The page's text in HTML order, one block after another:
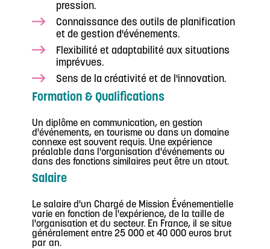
pression.
Connaissance des outils de planification
et de gestion d'événements.
Flexibilité et adaptabilité aux situations
imprévues.
Sens de la créativité et de l'innovation.
Formation & Qualifications
Un diplôme en communication, en gestion
d'événements, en tourisme ou dans un domaine
connexe est souvent requis. Une expérience
préalable dans l'organisation d'événements ou
dans des fonctions similaires peut être un atout.
Salaire
Le salaire d'un Chargé de Mission Événementielle
varie en fonction de l'expérience, de la taille de
l'organisation et du secteur. En France, il se situe
généralement entre 25 000 et 40 000 euros brut
par an.